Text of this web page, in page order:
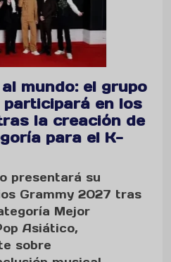
mundo: el grupo
en los
la creación de
para el K-
presentará su
Grammy 2027 tras
Mejor
Asiático,
sobre